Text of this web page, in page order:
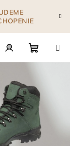
Prihlásenie
košík